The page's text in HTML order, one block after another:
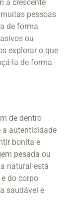
a crescente
pessoas
de forma
ou
explorar o que
la de forma
de dentro
a autenticidade
bonita e
pesada ou
natural está
do corpo
saudável e